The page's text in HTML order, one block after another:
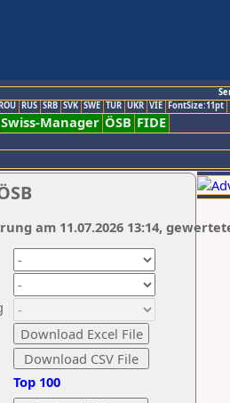
RUS SRB SVK SWE TUR UKR VIE FontSize:11pt
Swiss-Manager ÖSB FIDE
Top 100
am 11.07.2026 13:14,